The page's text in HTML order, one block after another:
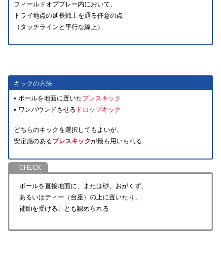
フィールドオブプレー内において、
トライ地点の延長戦上を通る任意の点
（タッチラインと平行な線上）
キックの方法
• ボールを地面に置いたプレスキック
• ワンバウンドさせる ドロップキック
どちらのキックを選択してもよいが、
安定感のあるプレスキックが最も用いられる
ボールを直接地面に、または砂、おがくず、
あるいはティー（台座）の上に置いたり、
補助を受けることも認められる